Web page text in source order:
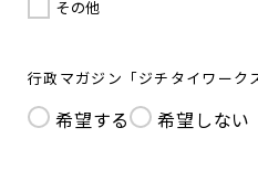
その他
行政マガジン「ジチタイワーク
希望する 希望しない